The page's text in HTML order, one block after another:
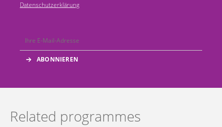
Datenschutzerklärung
Related programmes